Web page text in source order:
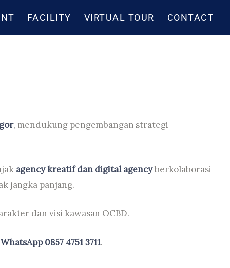
FACILITY VIRTUAL TOUR CONTACT
, mendukung pengembangan strategi
agency kreatif dan digital agencyberkolaborasi
jangka panjang.
dan visi kawasan OCBD.
WhatsApp 0857 4751 3711.